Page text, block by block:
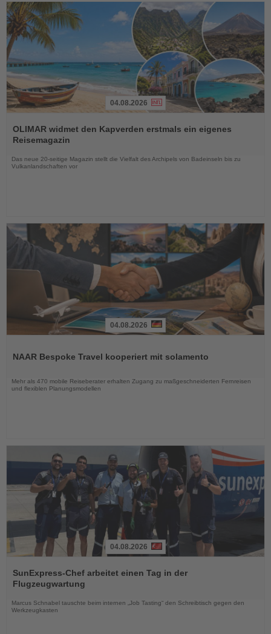
Sie
die
Nachrichten
04.08.2026
OLIMAR widmet den Kapverden erstmals ein eigenes
Reisemagazin
Das neue 20-seitige Magazin stellt die Vielfalt des Archipels von Badeinseln bis zu
Vulkanlandschaften vor
die
04.08.2026
NAAR Bespoke Travel kooperiert mit solamento
Mehr als 470 mobile Reiseberater erhalten Zugang zu maßgeschneiderten Fernreisen
und flexiblen Planungsmodellen
Sie
die
Nachrichten
04.08.2026
SunExpress-Chef arbeitet einen Tag in der
Flugzeugwartung
Marcus Schnabel tauschte beim internen „Job Tasting“ den Schreibtisch gegen den
Werkzeugkasten